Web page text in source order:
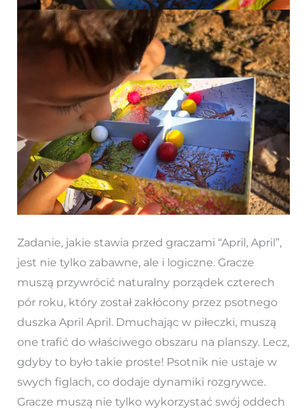
Zadanie, jakie stawia przed graczami “April, April”,
jest nie tylko zabawne, ale i logiczne. Gracze
muszą przywrócić naturalny porządek czterech
pór roku, który został zakłócony przez psotnego
duszka April April. Dmuchając w piłeczki, muszą
one trafić do właściwego obszaru na planszy. Lecz,
gdyby to było takie proste! Psotnik nie ustaje w
swych figlach, co dodaje dynamiki rozgrywce.
Gracze muszą nie tylko wykorzystać swój oddech